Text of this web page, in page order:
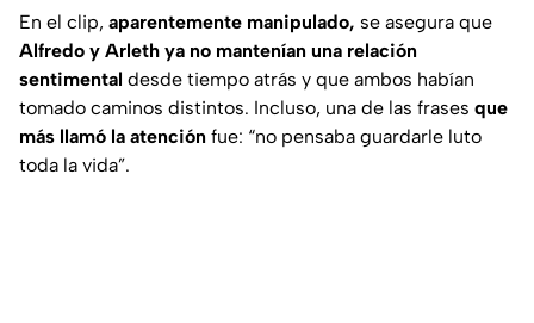
En el clip, aparentemente manipulado, se asegura que
Alfredo y Arleth ya no mantenían una relación
sentimental desde tiempo atrás y que ambos habían
tomado caminos distintos. Incluso, una de las frases que
más llamó la atención fue: “no pensaba guardarle luto
toda la vida”.